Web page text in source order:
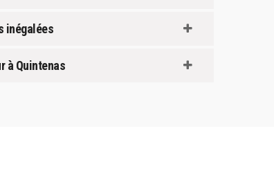
inégalées
à Quintenas